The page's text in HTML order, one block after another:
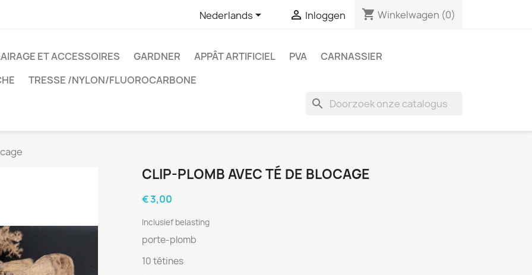
Nederlands  Inloggen shopping_cart Winkelwagen (0)
ET ACCESSOIRES GARDNER APPÂT ARTIFICIEL PVA
CARNASSIER
TRESSE /NYLON/FLUOROCARBONE
search
CLIP-PLOMB AVEC TÉ DE BLOCAGE
€ 3,00
Inclusief belasting
porte-plomb
10 tétines